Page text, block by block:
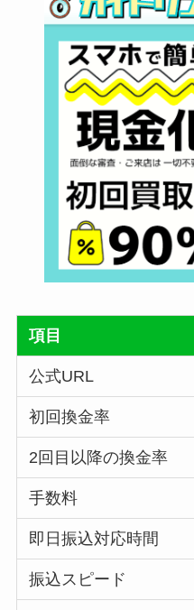
項目
公式URL
初回換金率
2回目以降の換金率
手数料
即日振込対応時間
振込スピード